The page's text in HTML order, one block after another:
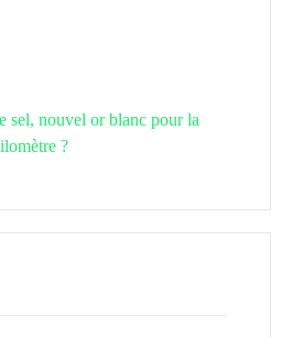
sel, nouvel or blanc pour la
?